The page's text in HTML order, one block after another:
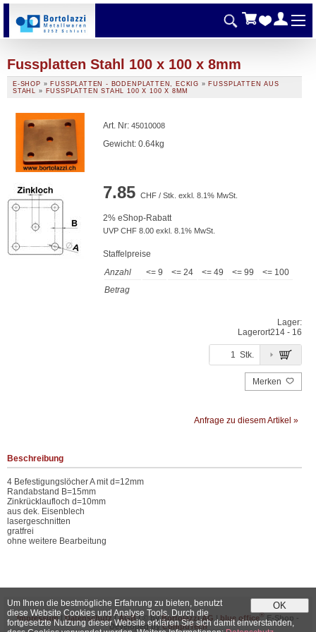
Fussplatten Stahl 100 x 100 x 8mm
E-SHOP » FUSSPLATTEN - BODENPLATTEN, ECKIG » FUSSPLATTEN AUS
STAHL » FUSSPLATTEN STAHL 100 X 100 X 8MM
Art. Nr: 45010008
Gewicht: 0.64kg
7.85 CHF / Stk. exkl. 8.1% MwSt.
2% eShop-Rabatt
UVP CHF 8.00 exkl. 8.1% MwSt.
Staffelpreise
Anzahl
<= 9 <= 24 <= 49 <= 99
<= 100
Betrag
Lager:
Lagerort214 - 16
Stk.
Merken
Anfrage zu diesem Artikel »
Beschreibung
4 Befestigungslöcher A mit d=12mm
Randabstand B=15mm
Zinkrücklaufloch d=10mm
aus dek. Eisenblech
lasergeschnitten
gratfrei
ohne weitere Bearbeitung
Impressum|Datenschutz |AGB| © byBortolazzi AG | blue office® E-Shop -
Developed byCompuTech
OK
Um Ihnen die bestmögliche Erfahrung zu bieten, benutzt
diese Website Cookies und Analyse Tools. Durch die
fortgesetzte Nutzung dieser Website erklären Sie sich damit einverstanden,